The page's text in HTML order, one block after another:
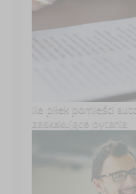
Ile piłek pomieści
zaskakujące pytania